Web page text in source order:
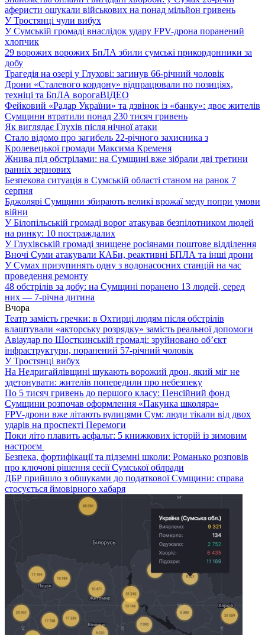
аферисти ошукали військових на понад мільйон гривень
У Тростянці чули вибух
У Сумській громаді внаслідок удару FPV-дрона поранений
хлопчик
29 ворожих ворожих БпЛА збили сумські прикордонники за
добу
Трагедія на озері у Глухові: загинув 66-річний чоловік
Дрони «Сталевого кордону» відпрацювали по позиціях,
техніці та БпЛА ворогаВІДЕО
Фейковий «Радар України» та дзвінок із «банку»: двоє жителів
Сумщини втратили понад 230 тисяч гривень
Як виглядає Глухів після нічної атаки
Стало відомо про загибель 22-річного захисника з
Кролевецької громади Максима Кременя
Жнива під обстрілами: на Сумщині вже зібрали дві третини
ранніх зернових
Безпекова ситуація в Сумській області станом на ранок 7
серпня
Бджолярі Сумщини збирають великі врожаї меду попри умови
війни
У Білопільській громаді ворог атакував безпілотником людей
на ринку: 10 постраждалих
У Глухівській громаді знищене росіянами поштове відділення
Вночі Суми атакували КАБи, реактивні БПЛА та інші дрони
У Сумах призупинять одну з водонасосних станцій на час
проведення ремонту
48 обстрілів за добу: на Сумщині поранено 13 людей, серед
них — 7-річна дитина
Вчора
Театр замість гречки: в Охтирці людям після обстрілів
влаштували «акторську розрядку» замість реальної допомоги
Авіаудар по Шосткинській громаді: зруйновано об’єкт
інфраструктури, поранений 57-річний чоловік
У Тростянці вибух
На Недригайлівщині шукають ворожий дрон, який міг не
здетонувати: жителів попередили про небезпеку
По 5 тисяч гривень до першого класу: Пенсійний фонд
Сумщини розпочав оформлення «Пакунка школяра»
FPV-дрони вже літають вулицями Сум: люди тікали від двох
ударів на проспекті Перемоги
Поки літо плавить асфальт: 5 книжкових історій із зимовим
настроєм
Безпека, фортифікації та підземні школи: Романько розповів
про ключові рішення сесії Сумської облради
ДБР прийшло з обшуками до податкової Сумщини: справа
стосується ймовірного хабаря